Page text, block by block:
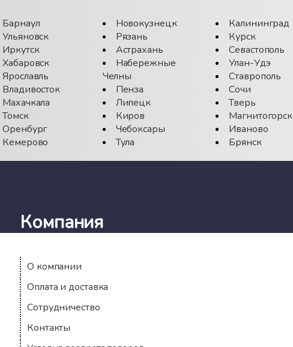
Барнаул
Ульяновск
Иркутск
Хабаровск
Ярославль
Владивосток
Махачкала
Томск
Оренбург
Кемерово
Новокузнецк
Рязань
Астрахань
Набережные
Челны
Пенза
Липецк
Киров
Чебоксары
Тула
Калининград
Курск
Севастополь
Улан-Удэ
Ставрополь
Сочи
Тверь
Магнитогорск
Иваново
Брянск
Компания
О компании
Оплата и доставка
Сотрудничество
Контакты